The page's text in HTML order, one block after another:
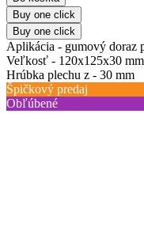
Buy one click
Buy one click
Aplikácia - gumový doraz
Veľkosť - 120x125x30 mm
Hrúbka plechu z - 30 mm
Špičkový predaj
Obľúbené